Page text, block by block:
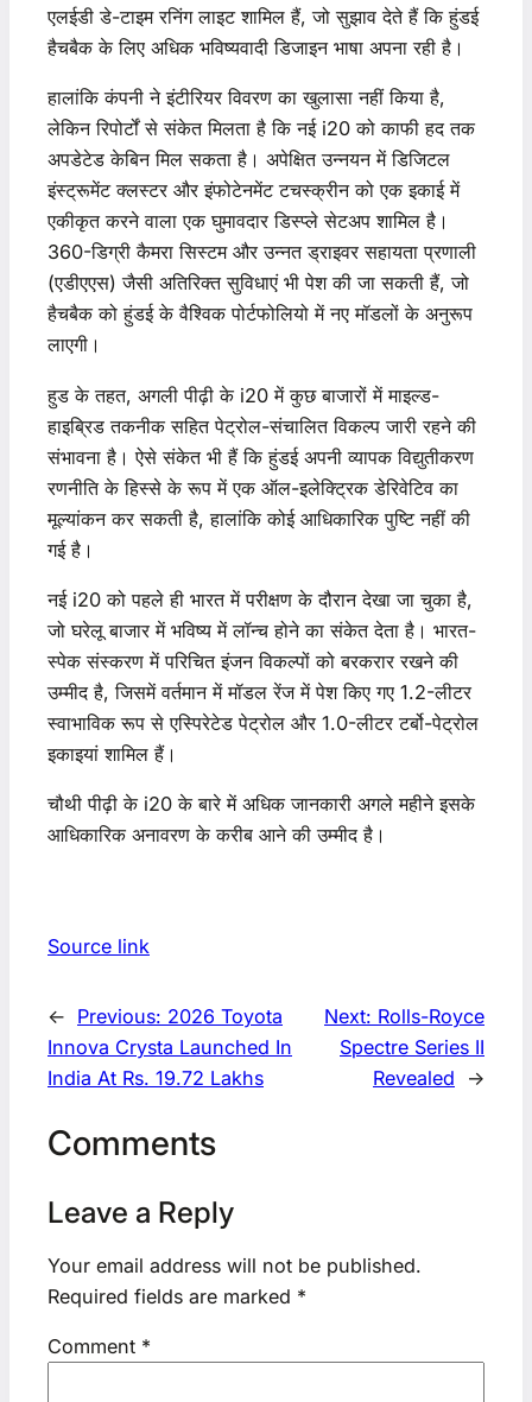
एलईडी डे-टाइम रनिंग लाइट शामिल हैं, जो सुझाव देते हैं कि हुंडई
हैचबैक के लिए अधिक भविष्यवादी डिजाइन भाषा अपना रही है।
हालांकि कंपनी ने इंटीरियर विवरण का खुलासा नहीं किया है,
लेकिन रिपोर्टों से संकेत मिलता है कि नई i20 को काफी हद तक
अपडेटेड केबिन मिल सकता है। अपेक्षित उन्नयन में डिजिटल
इंस्ट्रूमेंट क्लस्टर और इंफोटेनमेंट टचस्क्रीन को एक इकाई में
एकीकृत करने वाला एक घुमावदार डिस्प्ले सेटअप शामिल है।
360-डिग्री कैमरा सिस्टम और उन्नत ड्राइवर सहायता प्रणाली
(एडीएएस) जैसी अतिरिक्त सुविधाएं भी पेश की जा सकती हैं, जो
हैचबैक को हुंडई के वैश्विक पोर्टफोलियो में नए मॉडलों के अनुरूप
लाएगी।
हुड के तहत, अगली पीढ़ी के i20 में कुछ बाजारों में माइल्ड-
हाइब्रिड तकनीक सहित पेट्रोल-संचालित विकल्प जारी रहने की
संभावना है। ऐसे संकेत भी हैं कि हुंडई अपनी व्यापक विद्युतीकरण
रणनीति के हिस्से के रूप में एक ऑल-इलेक्ट्रिक डेरिवेटिव का
मूल्यांकन कर सकती है, हालांकि कोई आधिकारिक पुष्टि नहीं की
गई है।
नई i20 को पहले ही भारत में परीक्षण के दौरान देखा जा चुका है,
जो घरेलू बाजार में भविष्य में लॉन्च होने का संकेत देता है। भारत-
स्पेक संस्करण में परिचित इंजन विकल्पों को बरकरार रखने की
उम्मीद है, जिसमें वर्तमान में मॉडल रेंज में पेश किए गए 1.2-लीटर
स्वाभाविक रूप से एस्पिरेटेड पेट्रोल और 1.0-लीटर टर्बो-पेट्रोल
इकाइयां शामिल हैं।
चौथी पीढ़ी के i20 के बारे में अधिक जानकारी अगले महीने इसके
आधिकारिक अनावरण के करीब आने की उम्मीद है।
Source link
← Previous: 2026 Toyota
Innova Crysta Launched In
India At Rs. 19.72 Lakhs
Next: Rolls-Royce
Spectre Series II
Revealed
→
Comments
Leave a Reply
Your email address will not be published.
Required fields are marked *
Comment *